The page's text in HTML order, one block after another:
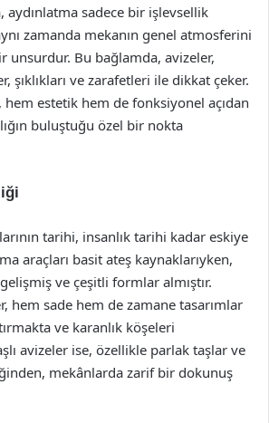
aydınlatma sadece bir işlevsellik
zamanda mekanın genel atmosferini
unsurdur. Bu bağlamda, avizeler,
şıklıkları ve zarafetleri ile dikkat çeker.
hem estetik hem de fonksiyonel açıdan
buluştuğu özel bir nokta
tarihi, insanlık tarihi kadar eskiye
araçları basit ateş kaynaklarıyken,
ve çeşitli formlar almıştır.
hem sade hem de zamane tasarımlar
ve karanlık köşeleri
avizeler ise, özellikle parlak taşlar ve
mekânlarda zarif bir dokunuş